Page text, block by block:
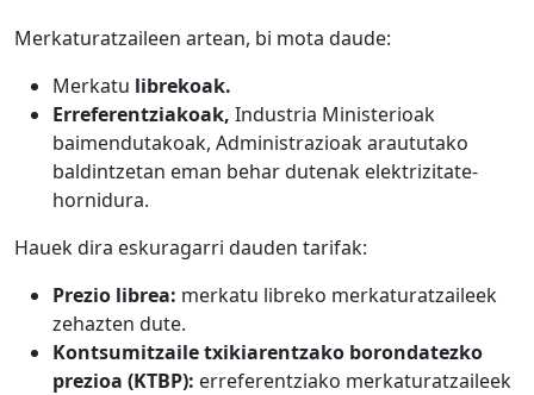
Merkaturatzaileen artean, bi mota daude:
Merkatu librekoak.
Erreferentziakoak, Industria Ministerioak
baimendutakoak, Administrazioak araututako
baldintzetan eman behar dutenak elektrizitate-
hornidura.
Hauek dira eskuragarri dauden tarifak:
Prezio librea: merkatu libreko merkaturatzaileek
zehazten dute.
Kontsumitzaile txikiarentzako borondatezko
prezioa (KTBP): erreferentziako merkaturatzaileek